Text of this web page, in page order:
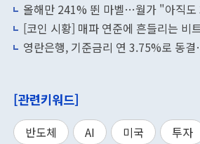
올해만 241% 뛴 마벨…월가 "아직도
[코인 시황] 매파 연준에 흔들리는
영란은행, 기준금리 연 3.75%로 동
[관련키워드]
반도체 AI 미국 투자